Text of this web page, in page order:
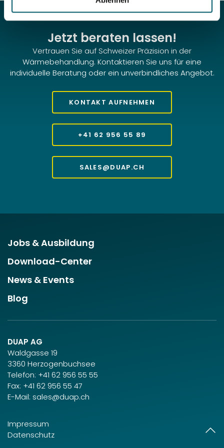
Jetzt beraten lassen!
Vertrauen Sie auf Schweizer Präzision in der
Wärmebehandlung. Kontaktieren Sie uns für eine
individuelle Beratung oder ein unverbindliches Angebot.
KONTAKT AUFNEHMEN
+41 62 956 55 89
SALES@DUAP.CH
Jobs & Ausbildung
Download-Center
News & Events
Blog
DUAP AG
Waldgasse 19
3360 Herzogenbuchsee
Telefon: +41 62 956 55 55
Fax: +41 62 956 55 47
E-Mail: sales@duap.ch
Impressum
Datenschutz